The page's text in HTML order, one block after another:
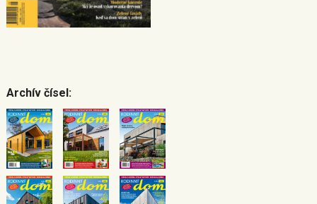
Archív čísel: